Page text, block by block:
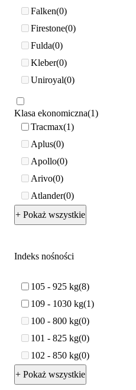
Falken 0
Firestone 0
Fulda 0
Kleber 0
Uniroyal 0
Klasa ekonomiczna 1
Tracmax 1
Aplus 0
Apollo 0
Arivo 0
Atlander 0
+ Pokaż wszystkie
Indeks nośności
105 - 925 kg 8
109 - 1030 kg 1
100 - 800 kg 0
101 - 825 kg 0
102 - 850 kg 0
+ Pokaż wszystkie